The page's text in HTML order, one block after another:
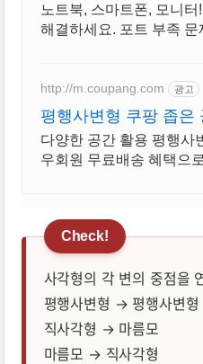
노트북, 스마트폰, 모니터
해결하세요. 포트 부족
http://m.coupang.com 광고
평행사변형 쿠팡 좁은
넓게 활용하세요
다양한 공간 활용 평행사
우회원 무료배송 혜택으
사각형의 각 변의 중점을
평행사변형 → 평행사변형
직사각형 → 마름모
마름모 → 직사각형